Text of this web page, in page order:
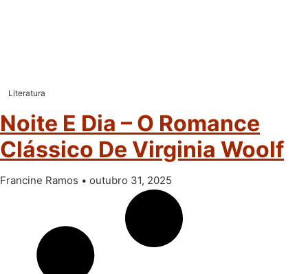
Literatura
Noite E Dia – O Romance
Clássico De Virginia Woolf
Francine Ramos outubro 31, 2025